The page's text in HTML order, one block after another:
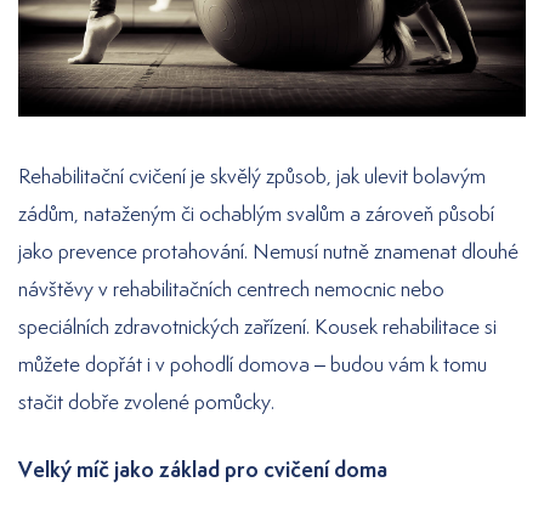
Rehabilitační cvičení je skvělý způsob, jak ulevit bolavým
zádům, nataženým či ochablým svalům a zároveň působí
jako prevence protahování. Nemusí nutně znamenat dlouhé
návštěvy v rehabilitačních centrech nemocnic nebo
speciálních zdravotnických zařízení. Kousek rehabilitace si
můžete dopřát i v pohodlí domova – budou vám k tomu
stačit dobře zvolené pomůcky.
Velký míč jako základ pro cvičení doma